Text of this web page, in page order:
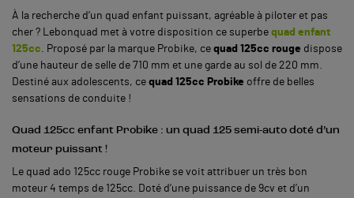
À la recherche d’un quad enfant puissant, agréable à piloter et pas
cher ? Lebonquad met à votre disposition ce superbe quad enfant
125cc . Proposé par la marque Probike, ce quad 125cc rouge dispose
d’une hauteur de selle de 710 mm et une garde au sol de 220 mm.
Destiné aux adolescents, ce quad 125cc Probike offre de belles
sensations de conduite !
Quad 125cc enfant Probike : un quad 125 semi-auto doté d’un
moteur puissant !
Le quad ado 125cc rouge Probike se voit attribuer un très bon
moteur 4 temps de 125cc. Doté d’une puissance de 9cv et d’un